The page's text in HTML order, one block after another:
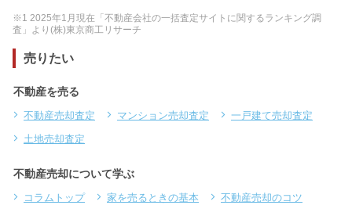
※1 2025年1月現在「不動産会社の一括査定サイトに関するランキング調
査」より(株)東京商工リサーチ
売りたい
不動産を売る
不動産売却査定 マンション売却査定
一戸建て売却査定
土地売却査定
不動産売却について学ぶ
コラムトップ 家を売るときの基本
不動産売却のコツ